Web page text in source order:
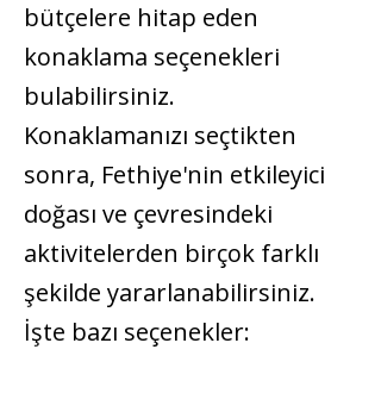
bütçelere hitap eden
konaklama seçenekleri
bulabilirsiniz.
Konaklamanızı seçtikten
sonra, Fethiye'nin etkileyici
doğası ve çevresindeki
aktivitelerden birçok farklı
şekilde yararlanabilirsiniz.
İşte bazı seçenekler: